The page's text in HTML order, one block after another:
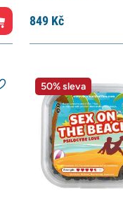
849Kč
50% sleva